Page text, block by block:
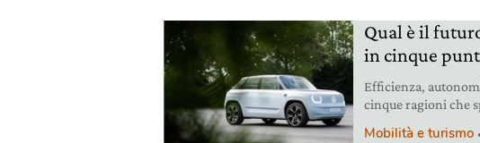
Qual è il
in cinque
Efficienza,
cinque ragioni che
Mobilità e turismo